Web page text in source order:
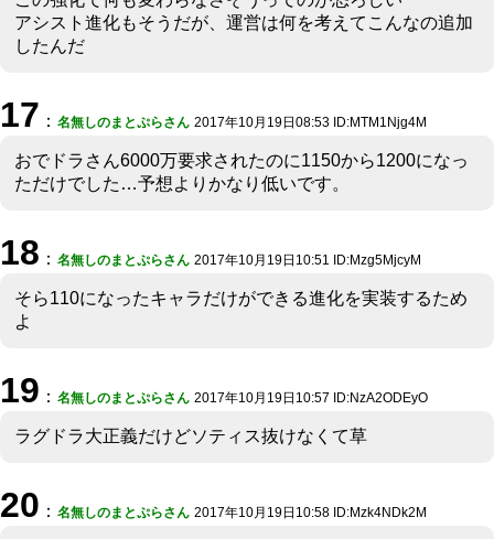
アシスト進化もそうだが、運営は何を考えてこんなの追加
したんだ
17 ： 名無しのまとぷらさん 2017年10月19日08:53 ID:MTM1Njg4M
おでドラさん6000万要求されたのに1150から1200になっ
ただけでした…予想よりかなり低いです。
18 ： 名無しのまとぷらさん 2017年10月19日10:51 ID:Mzg5MjcyM
そら110になったキャラだけができる進化を実装するため
よ
19 ： 名無しのまとぷらさん 2017年10月19日10:57 ID:NzA2ODEyO
ラグドラ大正義だけどソティス抜けなくて草
20 ： 名無しのまとぷらさん 2017年10月19日10:58 ID:Mzk4NDk2M